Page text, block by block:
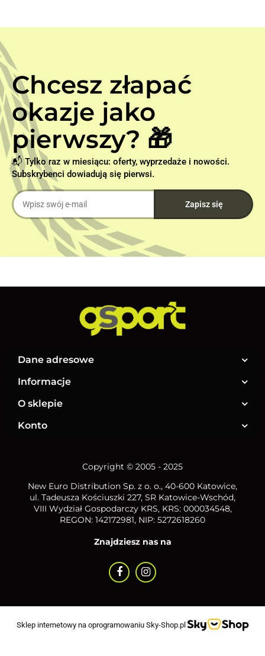
Chcesz złapać
okazje jako
pierwszy? 🎁
📬 Tylko raz w miesiącu: oferty, wyprzedaże i nowości.
Subskrybenci dowiadują się pierwsi.
Dane adresowe
Informacje
O sklepie
Konto
Copyright © 2005 - 2025
New Euro Distribution Sp. z o. o., 40-600 Katowice,
ul. Tadeusza Kościuszki 227, SR Katowice-Wschód,
VIII Wydział Gospodarczy KRS, KRS: 000034548,
REGON: 142172981, NIP: 5272618260
Znajdziesz nas na
Sklep internetowy na oprogramowaniu Sky-Shop.pl